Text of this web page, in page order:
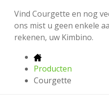
Vind Courgette en nog
ons mist u geen enkele
rekenen, uw Kimbino.
Producten
Courgette